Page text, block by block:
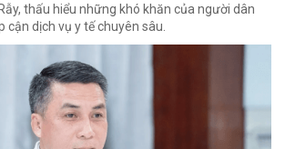
thấu hiểu những khó khăn của người dân
cận dịch vụ y tế chuyên sâu.